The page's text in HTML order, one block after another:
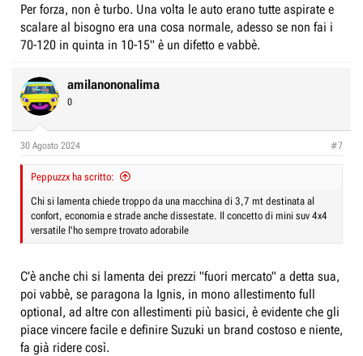
Per forza, non è turbo. Una volta le auto erano tutte aspirate e
scalare al bisogno era una cosa normale, adesso se non fai i
70-120 in quinta in 10-15" è un difetto e vabbè.
amilanononalima
0
30 Agosto 2024 #7
Peppuzzx ha scritto:
Chi si lamenta chiede troppo da una macchina di 3,7 mt destinata al
confort, economia e strade anche dissestate. Il concetto di mini suv 4x4
versatile l'ho sempre trovato adorabile
C'è anche chi si lamenta dei prezzi "fuori mercato" a detta sua,
poi vabbè, se paragona la Ignis, in mono allestimento full
optional, ad altre con allestimenti più basici, è evidente che gli
piace vincere facile e definire Suzuki un brand costoso e niente,
fa già ridere così.